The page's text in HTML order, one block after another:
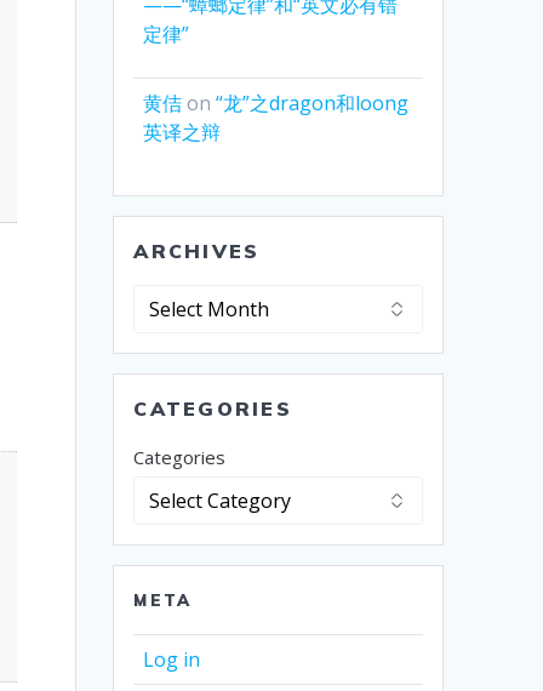
定律”
黄佶on“龙”之dragon和loong
英译之辩
ARCHIVES
Archives
CATEGORIES
Categories
META
Log in